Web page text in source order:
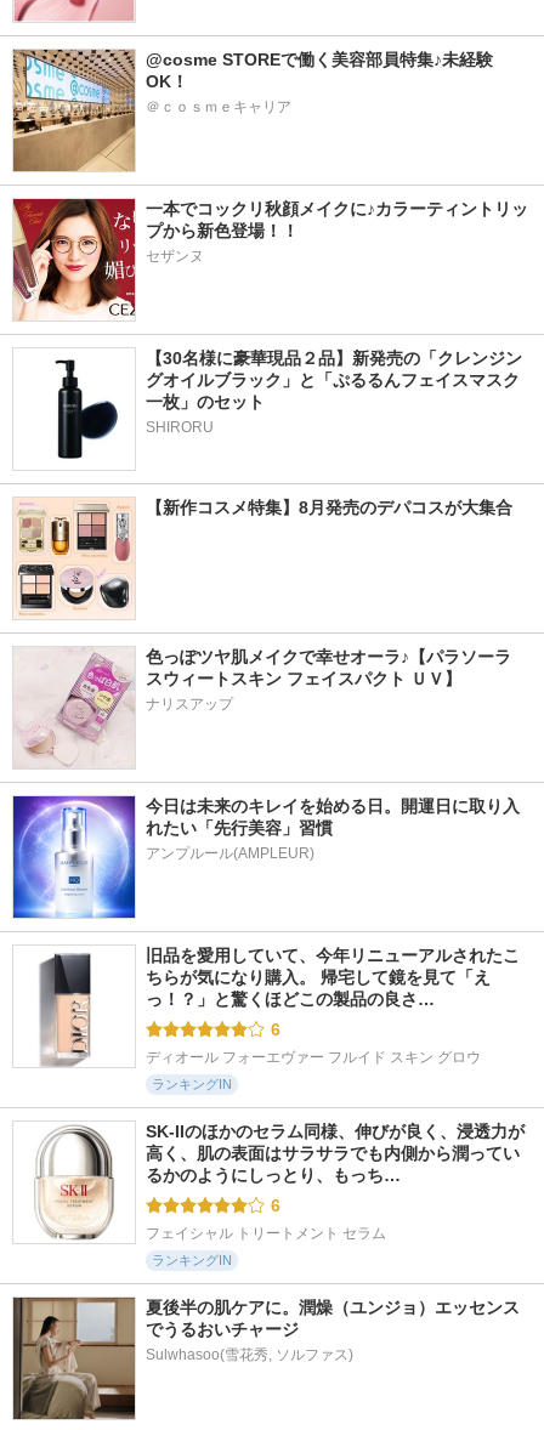
@cosme STOREで働く美容部員特集♪未経験
OK！
＠ｃｏｓｍｅキャリア
一本でコックリ秋顔メイクに♪カラーティントリッ
プから新色登場！！
セザンヌ
【30名様に豪華現品２品】新発売の「クレンジン
グオイルブラック」と「ぷるるんフェイスマスク
一枚」のセット
SHIRORU
【新作コスメ特集】8月発売のデパコスが大集合
色っぽツヤ肌メイクで幸せオーラ♪【パラソーラ
スウィートスキン フェイスパクト ＵＶ】
ナリスアップ
今日は未来のキレイを始める日。開運日に取り入
れたい「先行美容」習慣
アンプルール(AMPLEUR)
旧品を愛用していて、今年リニューアルされたこ
ちらが気になり購入。 帰宅して鏡を見て「え
っ！？」と驚くほどこの製品の良さ…
6
ディオール フォーエヴァー フルイド スキン グロウ
ランキングIN
SK-IIのほかのセラム同様、伸びが良く、浸透力が
高く、肌の表面はサラサラでも内側から潤ってい
るかのようにしっとり、もっち…
6
フェイシャル トリートメント セラム
ランキングIN
夏後半の肌ケアに。潤燥（ユンジョ）エッセンス
でうるおいチャージ
Sulwhasoo(雪花秀, ソルファス)